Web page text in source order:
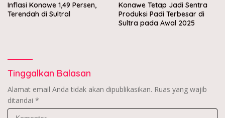
Inflasi Konawe 1,49 Persen,
Terendah di Sultral
Konawe Tetap Jadi Sentra
Produksi Padi Terbesar di
Sultra pada Awal 2025
Tinggalkan Balasan
Alamat email Anda tidak akan dipublikasikan. Ruas yang wajib
ditandai *